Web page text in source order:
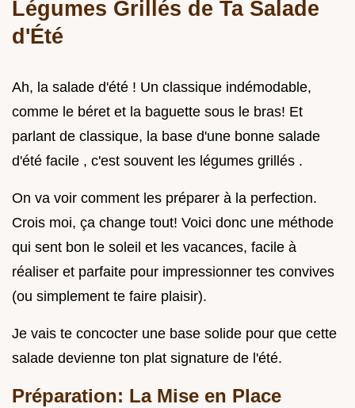
Légumes Grillés de Ta Salade
d'Été
Ah, la salade d'été ! Un classique indémodable,
comme le béret et la baguette sous le bras! Et
parlant de classique, la base d'une bonne salade
d'été facile , c'est souvent les légumes grillés .
On va voir comment les préparer à la perfection.
Crois moi, ça change tout! Voici donc une méthode
qui sent bon le soleil et les vacances, facile à
réaliser et parfaite pour impressionner tes convives
(ou simplement te faire plaisir).
Je vais te concocter une base solide pour que cette
salade devienne ton plat signature de l'été.
Préparation: La Mise en Place